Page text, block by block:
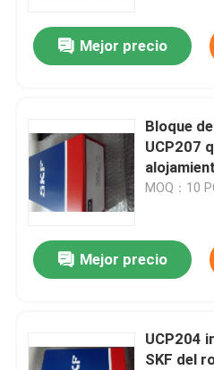
Mejor precio
Bloque
UCP207
MOQ：10
Mejor precio
UCP204
SKF del